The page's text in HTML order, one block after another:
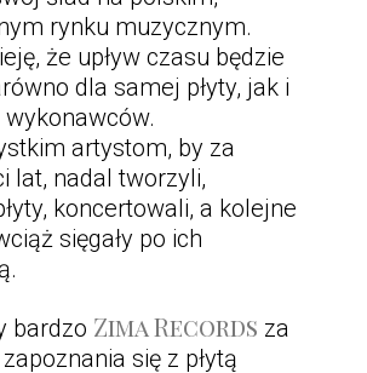
rynku muzycznym.
że upływ czasu będzie
dla samej płyty, jak i
artystom, by za
lat, nadal tworzyli,
koncertowali, a kolejne
sięgały po ich
bardzo Zima Records za
się z płytą